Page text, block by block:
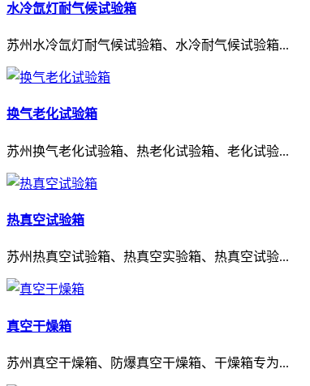
水冷氙灯耐气候试验箱
苏州水冷氙灯耐气候试验箱、水冷耐气候试验箱...
换气老化试验箱
苏州换气老化试验箱、热老化试验箱、老化试验...
热真空试验箱
苏州热真空试验箱、热真空实验箱、热真空试验...
真空干燥箱
苏州真空干燥箱、防爆真空干燥箱、干燥箱专为...